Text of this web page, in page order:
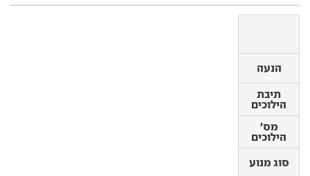
הנעה
תיבת
הילוכים
מס'
הילוכים
סוג מנוע
הנעה
תיבת
הילוכים
מס'
הילוכים
סוג מנוע